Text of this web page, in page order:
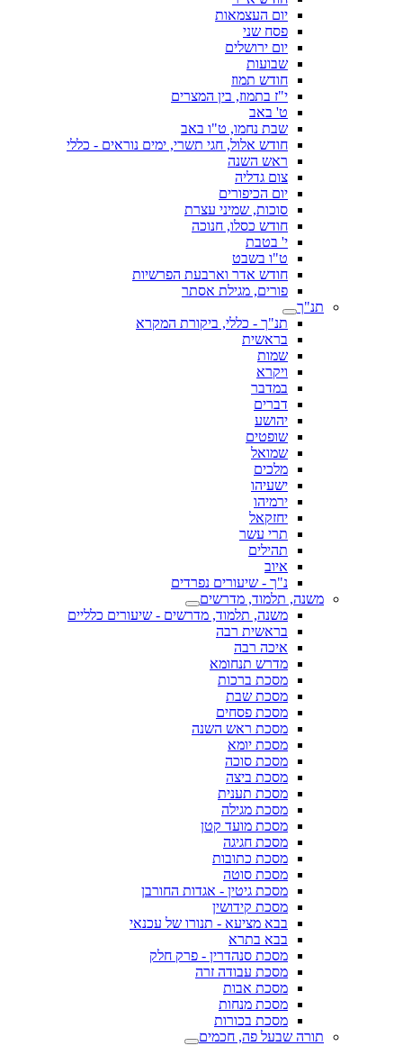
יום העצמאות
פסח שני
יום ירושלים
שבועות
חודש תמוז
י"ז בתמוז, בין המצרים
ט' באב
שבת נחמו, ט"ו באב
חודש אלול, חגי תשרי, ימים נוראים - כללי
ראש השנה
צום גדליה
יום הכיפורים
סוכות, שמיני עצרת
חודש כסלו, חנוכה
י' בטבת
ט"ו בשבט
חודש אדר וארבעת הפרשיות
פורים, מגילת אסתר
תנ"ך
תנ"ך - כללי, ביקורת המקרא
בראשית
שמות
ויקרא
במדבר
דברים
יהושע
שופטים
שמואל
מלכים
ישעיהו
ירמיהו
יחזקאל
תרי עשר
תהילים
איוב
נ"ך - שיעורים נפרדים
משנה, תלמוד, מדרשים
משנה, תלמוד, מדרשים - שיעורים כלליים
בראשית רבה
איכה רבה
מדרש תנחומא
מסכת ברכות
מסכת שבת
מסכת פסחים
מסכת ראש השנה
מסכת יומא
מסכת סוכה
מסכת ביצה
מסכת תענית
מסכת מגילה
מסכת מועד קטן
מסכת חגיגה
מסכת כתובות
מסכת סוטה
מסכת גיטין - אגדות החורבן
מסכת קידושין
בבא מציעא - תנורו של עכנאי
בבא בתרא
מסכת סנהדרין - פרק חלק
מסכת עבודה זרה
מסכת אבות
מסכת מנחות
מסכת בכורות
תורה שבעל פה, חכמים